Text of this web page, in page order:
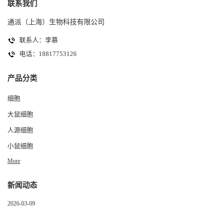
联系我们
通派（上海）生物科技有限公司
联系人：李慕
电话：18817753126
产品分类
细胞
大鼠细胞
人源细胞
小鼠细胞
More
新闻动态
2026-03-09